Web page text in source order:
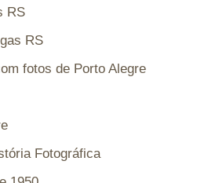
RS
RS
fotos de Porto Alegre
Fotográfica